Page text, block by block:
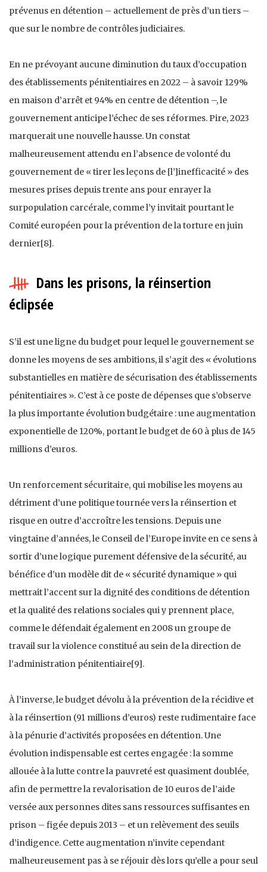
prévenus en détention – actuellement de près d’un tiers –
que sur le nombre de contrôles judiciaires.
En ne prévoyant aucune diminution du taux d’occupation
des établissements pénitentiaires en 2022 – à savoir 129%
en maison d’arrêt et 94% en centre de détention –, le
gouvernement anticipe l’échec de ses réformes. Pire, 2023
marquerait une nouvelle hausse. Un constat
malheureusement attendu en l’absence de volonté du
gouvernement de « tirer les leçons de [l’]inefficacité » des
mesures prises depuis trente ans pour enrayer la
surpopulation carcérale, comme l’y invitait pourtant le
Comité européen pour la prévention de la torture en juin
dernier[8].
Dans les prisons, la réinsertion
éclipsée
S’il est une ligne du budget pour lequel le gouvernement se
donne les moyens de ses ambitions, il s’agit des « évolutions
substantielles en matière de sécurisation des établissements
pénitentiaires ». C’est à ce poste de dépenses que s’observe
la plus importante évolution budgétaire : une augmentation
exponentielle de 120%, portant le budget de 60 à plus de 145
millions d’euros.
Un renforcement sécuritaire, qui mobilise les moyens au
détriment d’une politique tournée vers la réinsertion et
risque en outre d’accroître les tensions. Depuis une
vingtaine d’années, le Conseil de l’Europe invite en ce sens à
sortir d’une logique purement défensive de la sécurité, au
bénéfice d’un modèle dit de « sécurité dynamique » qui
mettrait l’accent sur la dignité des conditions de détention
et la qualité des relations sociales qui y prennent place,
comme le défendait également en 2008 un groupe de
travail sur la violence constitué au sein de la direction de
l’administration pénitentiaire[9].
À l’inverse, le budget dévolu à la prévention de la récidive et
à la réinsertion (91 millions d’euros) reste rudimentaire face
à la pénurie d’activités proposées en détention. Une
évolution indispensable est certes engagée : la somme
allouée à la lutte contre la pauvreté est quasiment doublée,
afin de permettre la revalorisation de 10 euros de l’aide
versée aux personnes dites sans ressources suffisantes en
prison – figée depuis 2013 – et un relèvement des seuils
d’indigence. Cette augmentation n’invite cependant
malheureusement pas à se réjouir dès lors qu’elle a pour seul